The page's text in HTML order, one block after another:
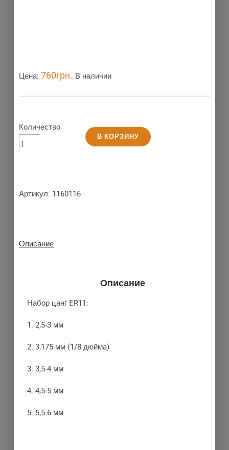
Цена:760грн. В наличии
Количество
В КОРЗИНУ
Артикул: 1160116
Описание
Описание
Набор цанг ER11:
1. 2,5-3 мм
2. 3,175 мм (1/8 дюйма)
3. 3,5-4 мм
4. 4,5-5 мм
5. 5,5-6 мм